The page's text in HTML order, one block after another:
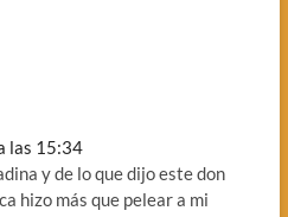
las 15:34
y de lo que dijo este don
hizo más que pelear a mi